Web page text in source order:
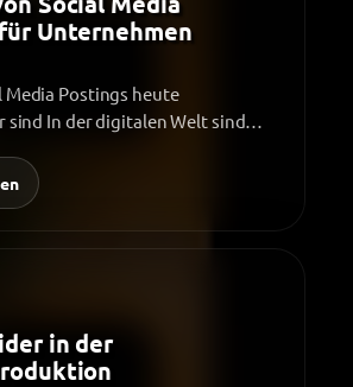
Unternehmen
Media Postings heute
sind In der digitalen Welt sind
in der